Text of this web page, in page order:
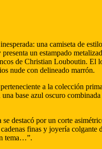
una camiseta de
un estampado
de Christian Louboutin. El
nude con delineado marrón.
a la colección
base azul oscuro
destacó por un corte
finas y joyería
tema…”.